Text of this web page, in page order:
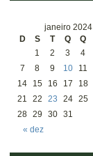
janeiro 2024
D
S T Q Q
« dez
1 2 3 4
7
8 9 10 11
14
15 16 17 18
21
22 23 24 25
28 29 30 31